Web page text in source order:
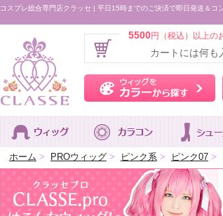
コスプレ総合専門店クラッセ | 平日15時までのご決済で即日発送＆コ
5500円（税込）以上の
カートには何も
ホーム > PROウィッグ > ピンク系 > ピンク07 >